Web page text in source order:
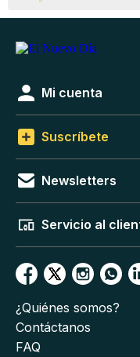
Mi cuenta
Suscríbete
Newsletters
Servicio al
¿Quiénes somos?
Contáctanos
FAQ